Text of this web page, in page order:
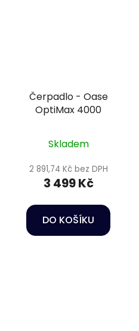
Čerpadlo - Oase
OptiMax 4000
Skladem
2 891,74 Kč bez DPH
3 499 Kč
DO KOŠÍKU